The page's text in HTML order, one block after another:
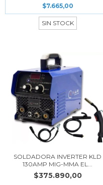
$7.665,00
SIN STOCK
SOLDADORA INVERTER KLD
130AMP MIG-MMA EL...
$375.890,00